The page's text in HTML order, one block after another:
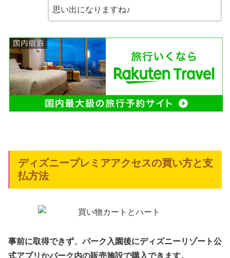
思い出になりますね♪
ディズニープレミアアクセスの買い方と支
払方法
事前に取得できず、パーク入園後にディズニーリゾート公
式アプリかパーク内の販売施設で購入できます。